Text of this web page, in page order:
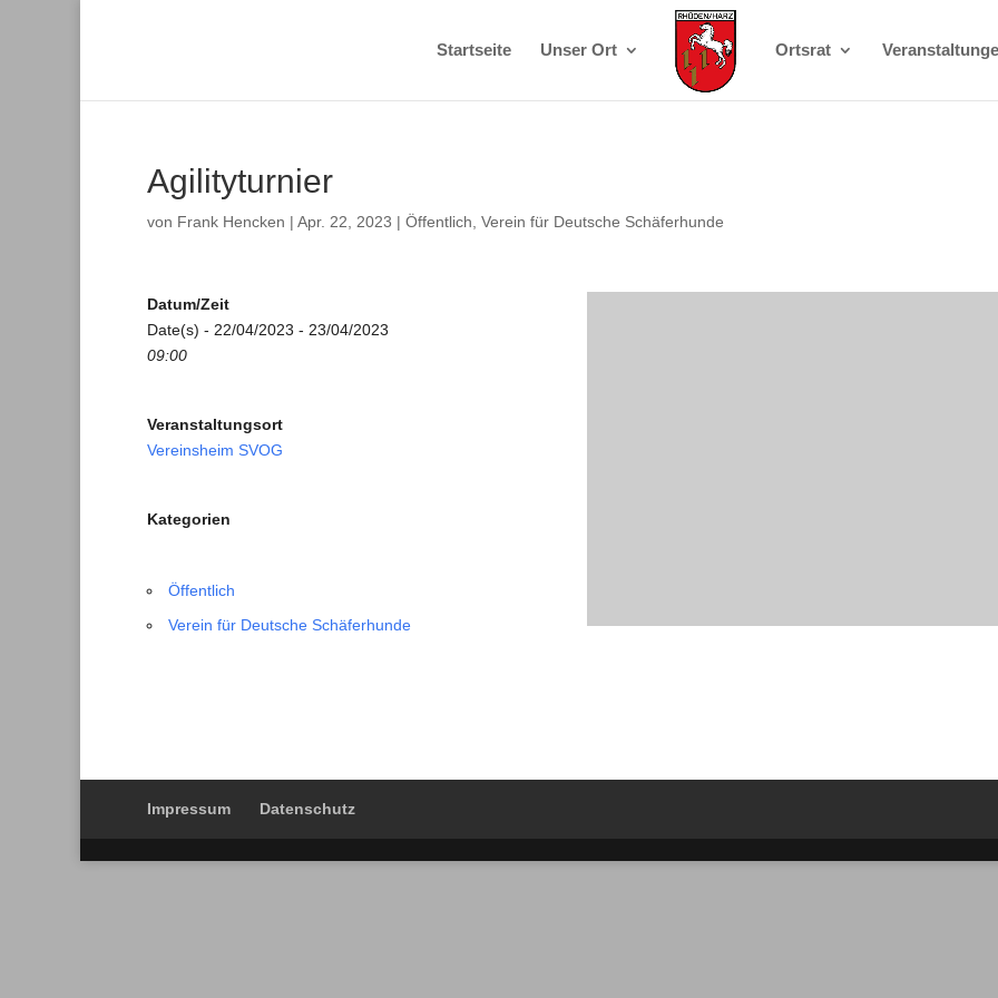
Startseite Unser Ort Ortsrat
Agilityturnier
von Frank Hencken | Apr. 22, 2023 | Öffentlich Verein für Deutsche Schäferhunde
Datum/Zeit
Date(s) - 22/04/2023 - 23/04/2023
09:00
Veranstaltungsort
Vereinsheim SVOG
Kategorien
Öffentlich
Verein für Deutsche Schäferhunde
Impressum Datenschutz